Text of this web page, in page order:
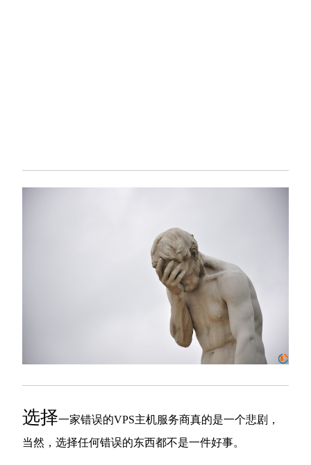
选择一家错误的VPS主机服务商真的是一个悲剧，
当然，选择任何错误的东西都不是一件好事。